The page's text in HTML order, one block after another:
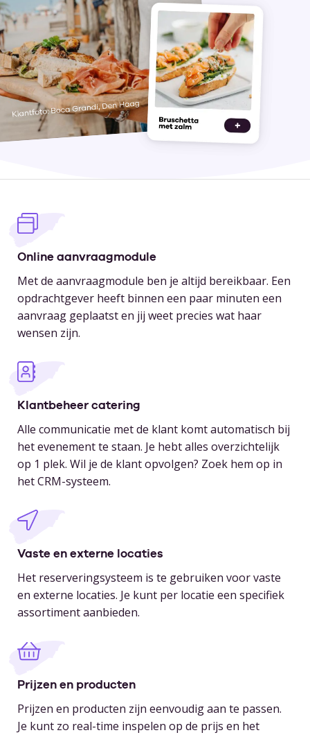
Online aanvraagmodule
Met de aanvraagmodule ben je altijd bereikbaar. Een
opdrachtgever heeft binnen een paar minuten een
aanvraag geplaatst en jij weet precies wat haar
wensen zijn.
Klantbeheer catering
Alle communicatie met de klant komt automatisch bij
het evenement te staan. Je hebt alles overzichtelijk
op 1 plek. Wil je de klant opvolgen? Zoek hem op in
het CRM-systeem.
Vaste en externe locaties
Het reserveringsysteem is te gebruiken voor vaste
en externe locaties. Je kunt per locatie een specifiek
assortiment aanbieden.
Prijzen en producten
Prijzen en producten zijn eenvoudig aan te passen.
Je kunt zo real-time inspelen op de prijs en het